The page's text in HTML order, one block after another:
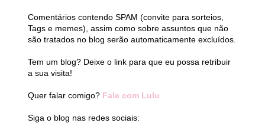
Comentários contendo SPAM (convite para sorteios,
Tags e memes), assim como sobre assuntos que não
são tratados no blog serão automaticamente excluídos.
Tem um blog? Deixe o link para que eu possa retribuir
a sua visita!
Quer falar comigo? Fale com Lulu
Siga o blog nas redes sociais: